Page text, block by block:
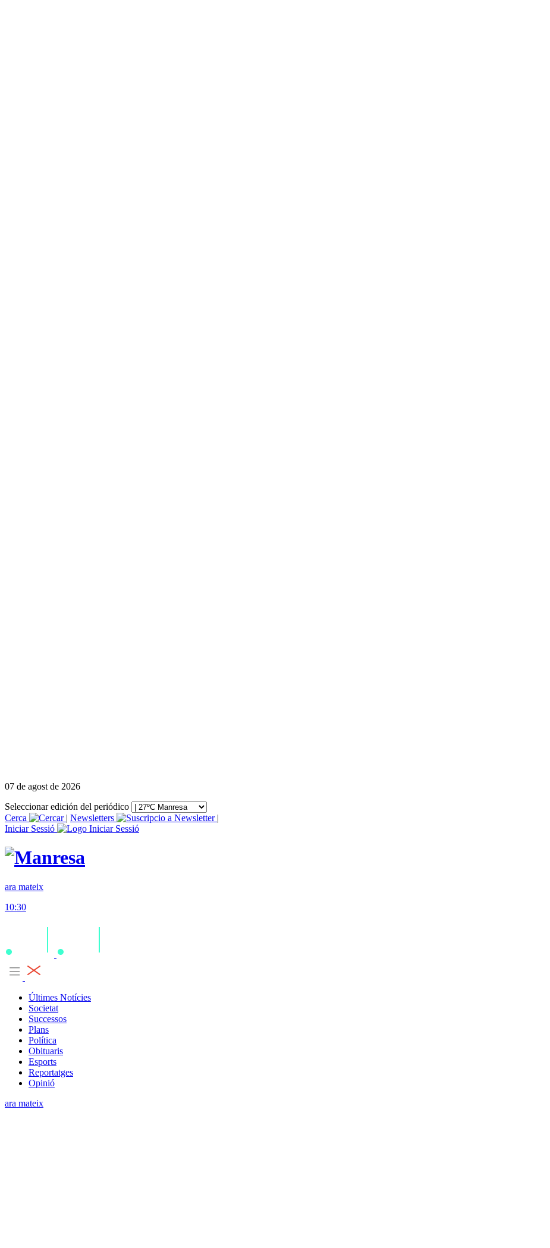
07 de agost de 2026
Seleccionar edición del periódico
Cerca
| Newsletters
|
Iniciar Sessió
ara mateix
10:30
Últimes Notícies
Societat
Successos
Plans
Política
Obituaris
Esports
Reportatges
Opinió
ara mateix